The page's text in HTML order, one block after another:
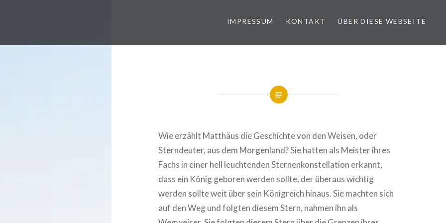
IMPRESSUM KONTAKT ÜBER DIESE WEBSEITE
Wie erzählt Matthäus die Geschichte von den Weisen, oder
Sterndeuter, aus dem Morgenland? Sie hatten als Meister ihres
Fachs in einer hell leuchtenden Sternenkonstellation erkannt,
dass ein König geboren werden sollte, der überaus wichtig
werden sollte weit über sein Königreich hinaus. Sie machten sich
auf den Weg und folgten diesem Stern, nahmen ihn als